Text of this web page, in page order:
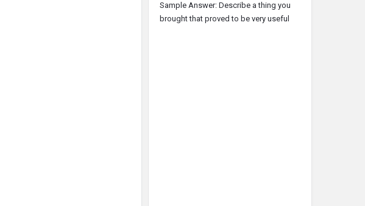
Sample Answer: Describe a thing you
brought that proved to be very useful